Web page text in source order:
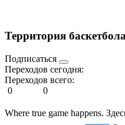
Территория
Подписаться
Переходов сегодня:
Переходов всего:
0
0
Where true game happens.